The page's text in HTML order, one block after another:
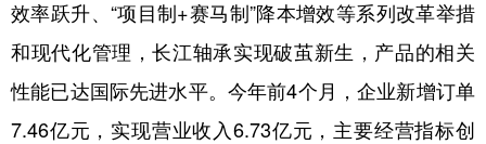
效率跃升、“项目制+赛马制”降本增效等系列改革举措
和现代化管理，长江轴承实现破茧新生，产品的相关
性能已达国际先进水平。今年前4个月，企业新增订单
7.46亿元，实现营业收入6.73亿元，主要经营指标创